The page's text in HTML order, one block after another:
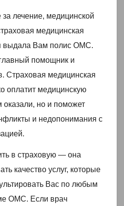
лечение, медицинской
медицинская
выдала Вам полис ОМС.
помощник и
Страховая медицинская
оплатит медицинскую
но и поможет
и недопонимания с
в страховую — она
качество услуг, которые
Вас по любым
ОМС. Если врач